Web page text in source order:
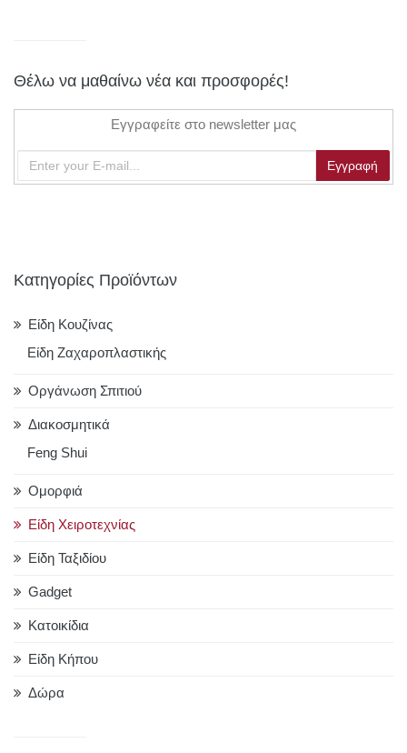
Θέλω να μαθαίνω νέα και προσφορές!
Εγγραφείτε στο newsletter μας
Κατηγορίες Προϊόντων
Είδη Κουζίνας
Είδη Ζαχαροπλαστικής
Οργάνωση Σπιτιού
Διακοσμητικά
Feng Shui
Ομορφιά
Είδη Χειροτεχνίας
Είδη Ταξιδίου
Gadget
Κατοικίδια
Είδη Κήπου
Δώρα